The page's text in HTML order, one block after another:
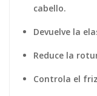
cabello.
Devuelve la
Reduce la
Controla el